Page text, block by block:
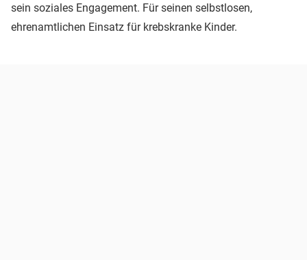
sein soziales Engagement. Für seinen selbstlosen,
ehrenamtlichen Einsatz für krebskranke Kinder.